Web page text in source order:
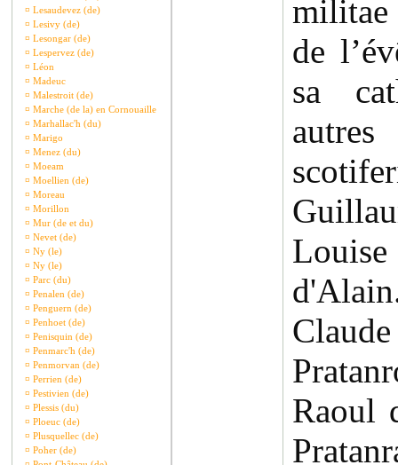
¤ Lesaudevez (de)
¤ Lesivy (de)
¤ Lesongar (de)
¤ Lespervez (de)
¤ Léon
¤ Madeuc
¤ Malestroit (de)
¤ Marche (de la) en Cornouaille
¤ Marhallac'h (du)
¤ Marigo
¤ Menez (du)
¤ Moeam
¤ Moellien (de)
¤ Moreau
¤ Morillon
¤ Mur (de et du)
¤ Nevet (de)
¤ Ny (le)
¤ Ny (le)
¤ Parc (du)
¤ Penalen (de)
¤ Penguern (de)
¤ Penhoet (de)
¤ Penisquin (de)
¤ Penmarc'h (de)
¤ Penmorvan (de)
¤ Perrien (de)
¤ Pestivien (de)
¤ Plessis (du)
¤ Ploeuc (de)
¤ Plusquellec (de)
¤ Poher (de)
militae
de
sa
Raoul